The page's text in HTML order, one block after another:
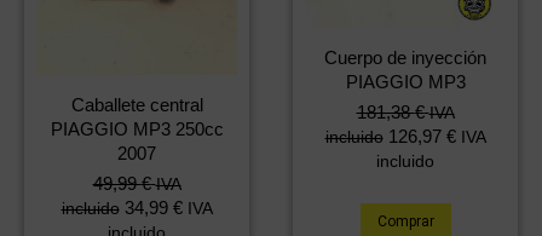
Caballete central
PIAGGIO MP3 250cc
2007
49,99€ IVA
incluido 34,99 € IVA
incluido
Cuerpo de inyección
PIAGGIO MP3
181,38€ IVA
incluido 126,97 € IVA
incluido
Comprar